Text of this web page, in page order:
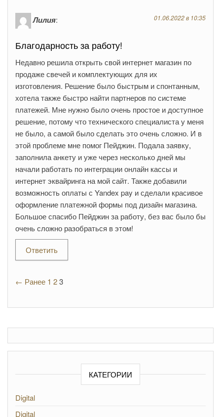
Лилия: 01.06.2022 в 10:35
Благодарность за работу!
Недавно решила открыть свой интернет магазин по
продаже свечей и комплектующих для их
изготовления. Решение было быстрым и спонтанным,
хотела также быстро найти партнеров по системе
платежей. Мне нужно было очень простое и доступное
решение, потому что технического специалиста у меня
не было, а самой было сделать это очень сложно. И в
этой проблеме мне помог Пейджин. Подала заявку,
заполнила анкету и уже через несколько дней мы
начали работать по интеграции онлайн кассы и
интернет эквайринга на мой сайт. Также добавили
возможность оплаты с Yandex pay и сделали красивое
оформление платежной формы под дизайн магазина.
Большое спасибо Пейджин за работу, без вас было бы
очень сложно разобраться в этом!
Ответить
← Ранее 1 23
КАТЕГОРИИ
Digital
Digital